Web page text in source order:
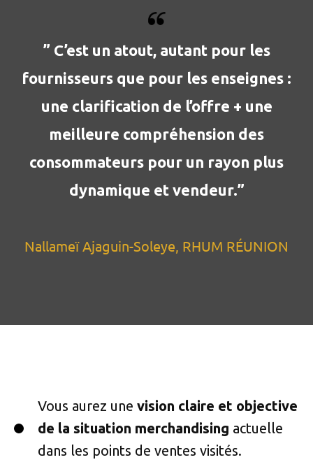
” C’est un atout, autant pour les
fournisseurs que pour les enseignes :
une clarification de l’offre + une
meilleure compréhension des
consommateurs pour un rayon plus
dynamique et vendeur.”
Nallameï Ajaguin-Soleye, RHUM RÉUNION
Vous aurez une vision claire et objective
de la situation merchandising actuelle
dans les points de ventes visités.